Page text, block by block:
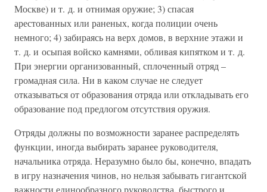
Москве) и т. д. и отнимая оружие; 3) спасая
арестованных или раненых, когда полиции очень
немного; 4) забираясь на верх домов, в верхние этажи и
т. д. и осыпая войско камнями, обливая кипятком и т. д.
При энергии организованный, сплоченный отряд –
громадная сила. Ни в каком случае не следует
отказываться от образования отряда или откладывать его
образование под предлогом отсутствия оружия.
Отряды должны по возможности заранее распределять
функции, иногда выбирать заранее руководителя,
начальника отряда. Неразумно было бы, конечно, впадать
в игру назначения чинов, но нельзя забывать гигантской
важности единообразного руководства, быстрого и